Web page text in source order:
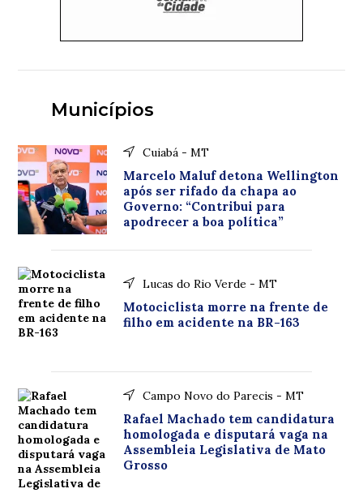
Municípios
Cuiabá - MT
Marcelo Maluf detona Wellington
após ser rifado da chapa ao
Governo: “Contribui para
apodrecer a boa política”
Lucas do Rio Verde - MT
Motociclista morre na frente de
filho em acidente na BR-163
Campo Novo do Parecis - MT
Rafael Machado tem candidatura
homologada e disputará vaga na
Assembleia Legislativa de Mato
Grosso